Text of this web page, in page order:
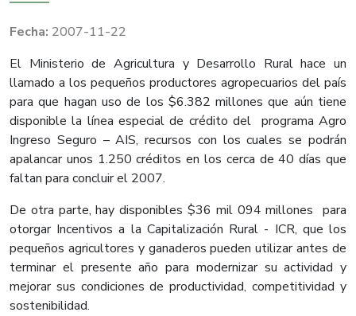
2007-11-22
El Ministerio de Agricultura y Desarrollo Rural hace un
llamado a los pequeños productores agropecuarios del país
para que hagan uso de los $6.382 millones que aún tiene
disponible la línea especial de crédito del programa Agro
Ingreso Seguro – AIS, recursos con los cuales se podrán
apalancar unos 1.250 créditos en los cerca de 40 días que
faltan para concluir el 2007.
De otra parte, hay disponibles $36 mil 094 millones para
otorgar Incentivos a la Capitalización Rural - ICR, que los
pequeños agricultores y ganaderos pueden utilizar antes de
terminar el presente año para modernizar su actividad y
mejorar sus condiciones de productividad, competitividad y
sostenibilidad.